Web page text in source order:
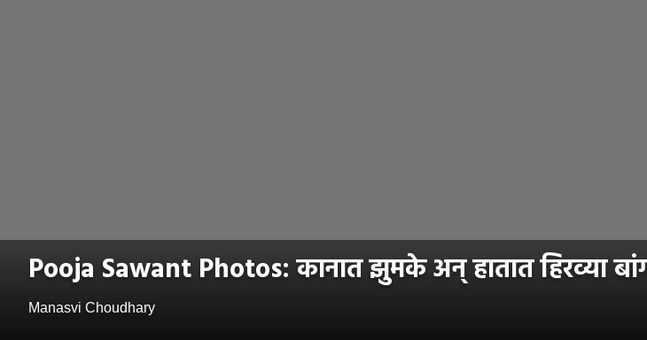
Pooja Sawant Photos: कानात झुमके अन् हातात हिरव्या
Manasvi Choudhary